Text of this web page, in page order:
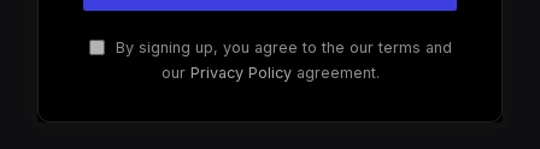
By signing up, you agree to the our terms and
our Privacy Policyagreement.